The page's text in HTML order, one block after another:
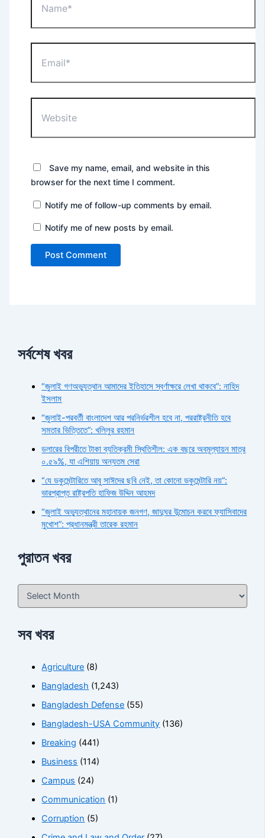
Save my name, email, and website in this
browser for the next time I comment.
Notify me of follow-up comments by email.
Notify me of new posts by email.
সর্বশেষ খবর
“জুলাই গণঅভ্যুত্থান আমাদের ইতিহাসে স্বর্ণাক্ষরে লেখা থাকবে”: নাহিদ
ইসলাম
“জুলাই-পরবর্তী বাংলাদেশ আর পরনির্ভরশীল হবে না, পররাষ্ট্রনীতি হবে
সমতার ভিত্তিতে”: খলিলুর রহমান
ডলারের বিপরীতে টাকা ব্যতিক্রমী স্থিতিশীল: এক বছরে অবমূল্যায়ন মাত্র
০.৫৯%, যা এশিয়ায় অন্যতম সেরা
“যে ডকুমেন্টারিতে আবু সাঈদের ছবি নেই, তা কোনো ডকুমেন্টারি নয়”:
ভারপ্রাপ্ত রাষ্ট্রপতি হাফিজ উদ্দিন আহমদ
“জুলাই অভ্যুত্থানের মহানায়ক জনগণ, জাদুঘর উন্মোচন করবে ফ্যাসিবাদের
মুখোশ”: প্রধানমন্ত্রী তারেক রহমান
পুরাতন খবর
সব খবর
Agriculture (8)
Bangladesh (1,243)
Bangladesh Defense (55)
Bangladesh-USA Community (136)
Breaking (441)
Business (114)
Campus (24)
Communication (1)
Corruption (5)